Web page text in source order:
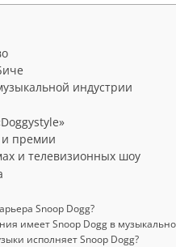
индустрии
и премии
и телевизионных шоу
Snoop Dogg?
имеет Snoop Dogg в
исполняет Snoop Dogg?